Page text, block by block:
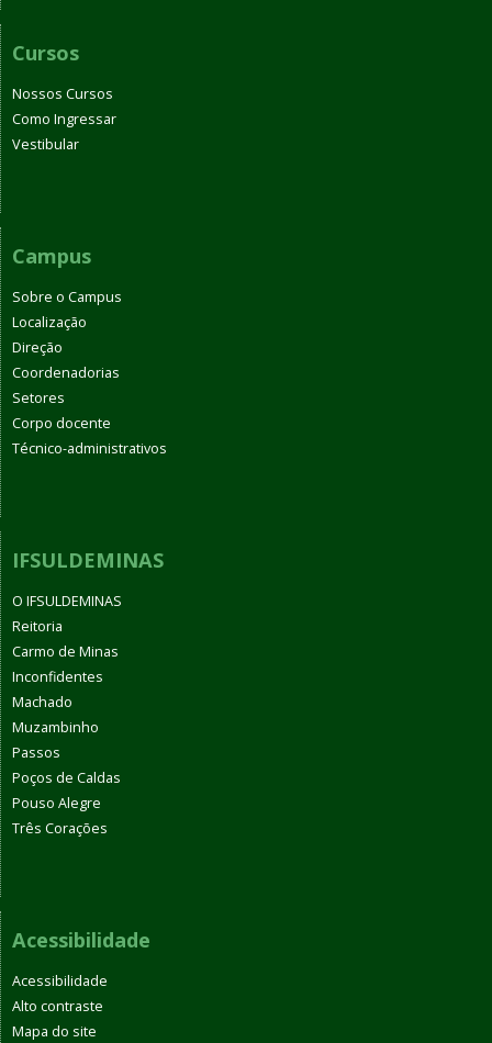
Cursos
Nossos Cursos
Como Ingressar
Vestibular
Campus
Sobre o Campus
Localização
Direção
Coordenadorias
Setores
Corpo docente
Técnico-administrativos
IFSULDEMINAS
O IFSULDEMINAS
Reitoria
Carmo de Minas
Inconfidentes
Machado
Muzambinho
Passos
Poços de Caldas
Pouso Alegre
Três Corações
Acessibilidade
Acessibilidade
Alto contraste
Mapa do site